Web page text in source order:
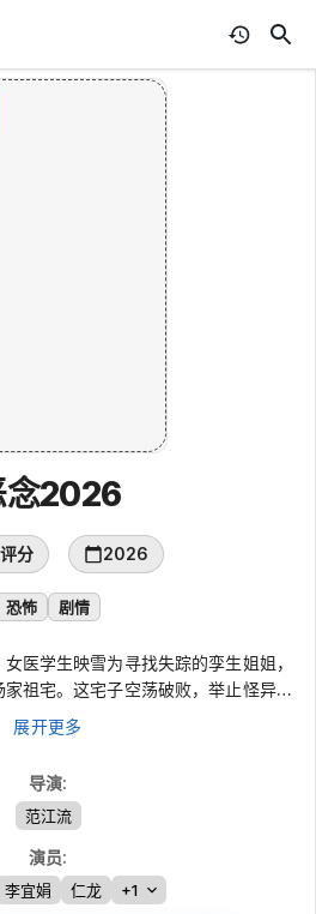
念2026
分 2026
恐怖 剧情
医学生映雪为寻找失踪的孪生姐姐，
祖宅。这宅子空荡破败，举止怪异的
的聋哑仆人，处处透着诡异，让她寒
转头的诡异娃娃、深夜传来的恐怖童
逐步发现姐姐应是命丧于此，而前来
游戏中房东太太的下一个“食物”。
展开更多
导演:
范江流
演员:
李宜娟 仁龙 +1